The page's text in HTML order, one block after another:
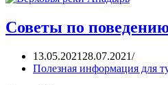
Советы по
13.05.2021 28.07.2021
Полезная информация для